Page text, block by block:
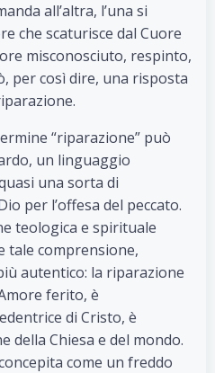
all’altra, l’una si
che scaturisce dal Cuore
misconosciuto, respinto,
per così dire, una risposta
“riparazione” può
un linguaggio
una sorta di
per l’offesa del peccato.
teologica e spirituale
tale comprensione,
autentico: la riparazione
ferito, è
di Cristo, è
della Chiesa e del mondo.
come un freddo